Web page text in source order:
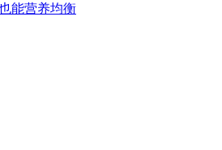
能营养均衡